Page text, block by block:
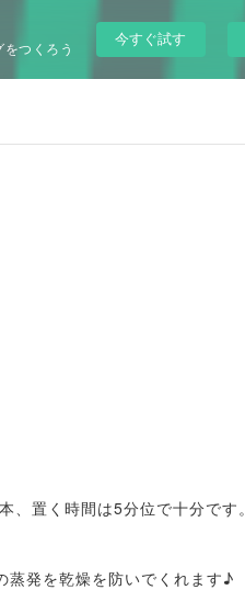
つくろう
今すぐ試す
置く時間は5分位で十分です。
蒸発を乾燥を防いでくれます♪